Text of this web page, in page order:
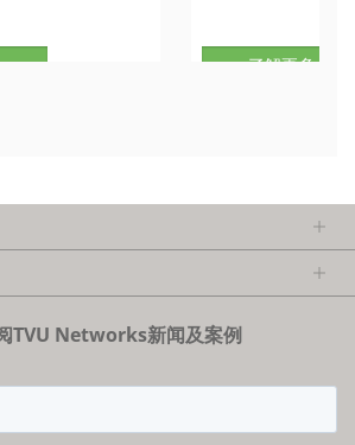
了解更多
TVU Networks新闻及案例